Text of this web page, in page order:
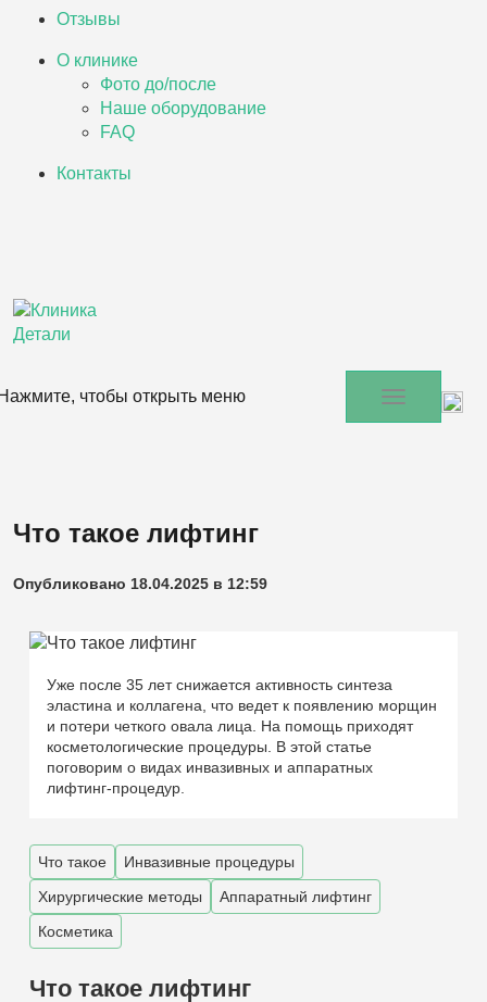
Отзывы
О клинике
Фото до/после
Наше оборудование
FAQ
Контакты
чтобы открыть меню
Что такое лифтинг
Опубликовано 18.04.2025 в 12:59
Уже после 35 лет снижается активность синтеза
эластина и коллагена, что ведет к появлению морщин
и потери четкого овала лица. На помощь приходят
косметологические процедуры. В этой статье
поговорим о видах инвазивных и аппаратных
лифтинг-процедур.
Что такое
Инвазивные процедуры
Хирургические методы
Аппаратный лифтинг
Косметика
Что такое лифтинг